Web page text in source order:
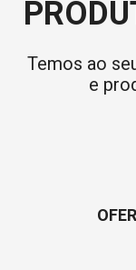
Temos ao
e